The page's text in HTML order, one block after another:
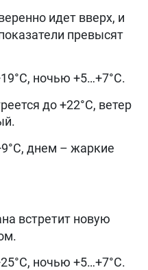
идет вверх, и
превысят
ночью +5…+7°С.
до +22°С, ветер
днем – жаркие
встретит новую
ночью +5…+7°С.